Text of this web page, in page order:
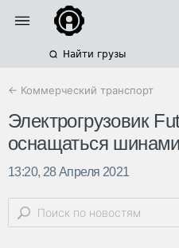
Найти грузы
← Коммерческий транспорт
Электрогрузовик
оснащаться
13:20, 28 Апреля 2021